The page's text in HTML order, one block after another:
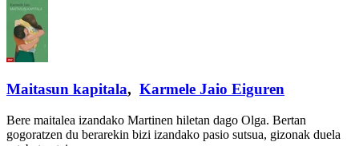
Maitasun kapitala, Karmele Jaio Eiguren
Bere maitalea izandako Martinen hiletan dago Olga. Bertan
gogoratzen du berarekin bizi izandako pasio sutsua, gizonak duela